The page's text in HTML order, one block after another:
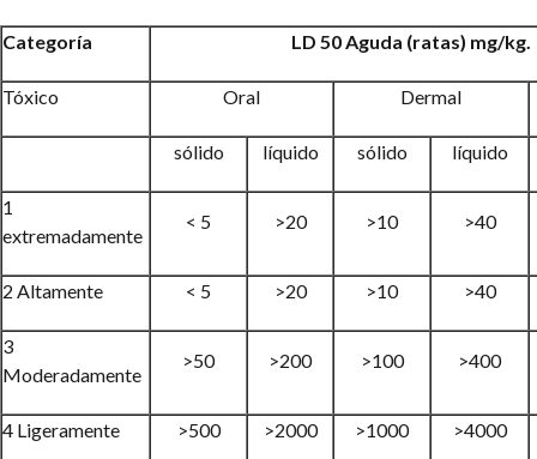
Categoría LD 50 Aguda (ratas) mg/kg.
Tóxico Oral Dermal
sólido líquido sólido líquido
1
extremadamente
< 5 >20 >10 >40
2 Altamente < 5 >20 >10 >40
3
Moderadamente
>50 >200 >100 >400
4 Ligeramente >500 >2000 >1000 >4000